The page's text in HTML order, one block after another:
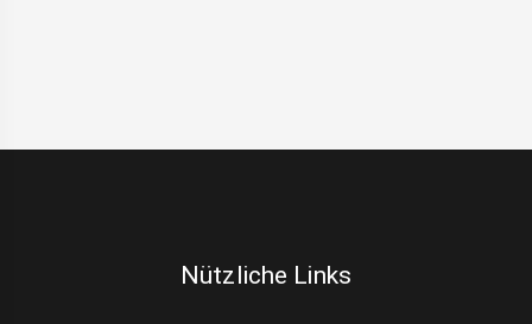
Nützliche Links